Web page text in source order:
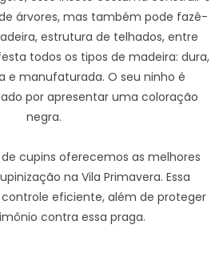
árvores, mas também pode fazê-
estrutura de telhados, entre
todos os tipos de madeira: dura,
e manufaturada. O seu ninho é
por apresentar uma coloração
negra.
cupins oferecemos as melhores
na Vila Primavera. Essa
eficiente, além de proteger
contra essa praga.